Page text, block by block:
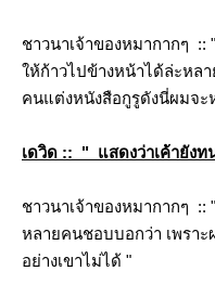
ชาวนาเจ้าของหมากากๆ
ห้ก้าวไปข้างหน้าได้ล่ะหลา
คนแต่งหนังสือกูรูดังนี่ผมจะ
เดวิด :: " แสดงว่าเค้ายังท
ชาวนาเจ้าของหมากากๆ ::
หลายคนชอบบอกว่า เพราะ
อย่างเขาไม่ได้ "